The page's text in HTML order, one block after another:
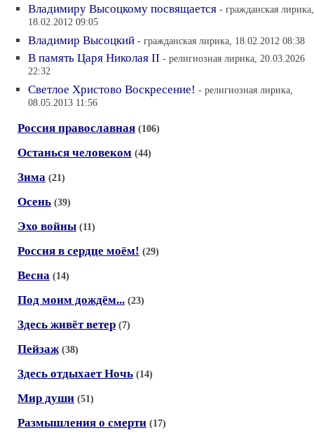
Владимиру Высоцкому посвящается - гражданская лирика,
18.02.2012 09:05
Владимир Высоцкий - гражданская лирика, 18.02.2012 08:38
В память Царя Николая II - религиозная лирика, 20.03.2026
22:32
Светлое Христово Воскресение! - религиозная лирика,
08.05.2013 11:56
Россия православная (106)
Останься человеком (44)
Зима (21)
Осень (39)
Эхо войны (11)
Россия в сердце моём! (29)
Весна (14)
Под моим дождём... (23)
Здесь живёт ветер (7)
Пейзаж (38)
Здесь отдыхает Ночь (14)
Мир души (51)
Размышления о смерти (17)